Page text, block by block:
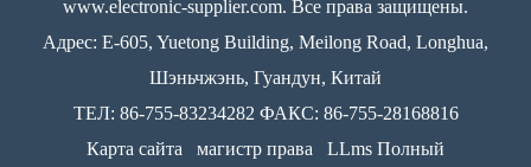
www.electronic-supplier.com. Все права защищены.
Адрес: E-605, Yuetong Building, Meilong Road, Longhua,
Шэньчжэнь, Гуандун, Китай
ТЕЛ: 86-755-83234282 ФАКС: 86-755-28168816
Карта сайта
магистр права LLms Полный